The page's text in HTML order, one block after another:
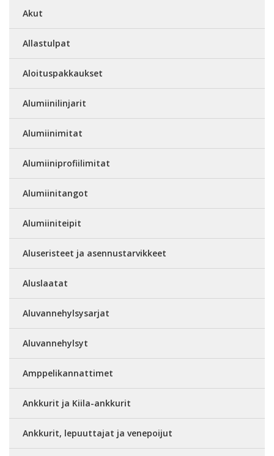
Akut
Allastulpat
Aloituspakkaukset
Alumiinilinjarit
Alumiinimitat
Alumiiniprofiilimitat
Alumiinitangot
Alumiiniteipit
Aluseristeet ja asennustarvikkeet
Aluslaatat
Aluvannehylsysarjat
Aluvannehylsyt
Amppelikannattimet
Ankkurit ja Kiila-ankkurit
Ankkurit, lepuuttajat ja venepoijut